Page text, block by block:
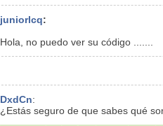
juniorlcq:
Hola, no puedo ver su código .......
DxdCn:
¿Estás seguro de que sabes qué